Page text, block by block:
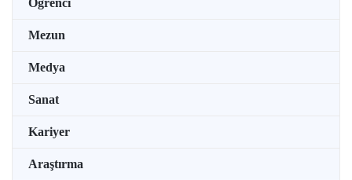
Mezun
Medya
Sanat
Kariyer
Araştırma